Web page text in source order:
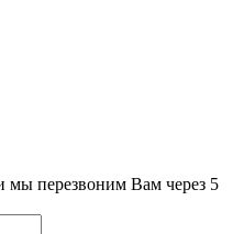
мы перезвоним Вам через 5